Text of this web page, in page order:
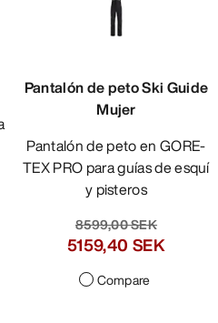
Pantalón de peto Ski Guide
Mujer
Pantalón de peto en GORE-
TEX PRO para guías de esquí
y pisteros
8599,00 SEK
5159,40 SEK
Compare